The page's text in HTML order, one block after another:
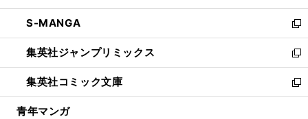
開
く
ウ
で
開
く
ン
ド
ウ
で
開
く
ウ
ィ
ン
ド
ウ
で
開
し
い
ウ
ィ
ン
ド
ウ
S-MANGA
新
し
い
ウ
ィ
ン
集英社ジャンプリミックス
新
し
い
ウ
集英社コミック文庫
新
し
青年マンガ